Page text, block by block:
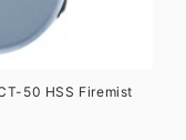
50 HSS Firemist